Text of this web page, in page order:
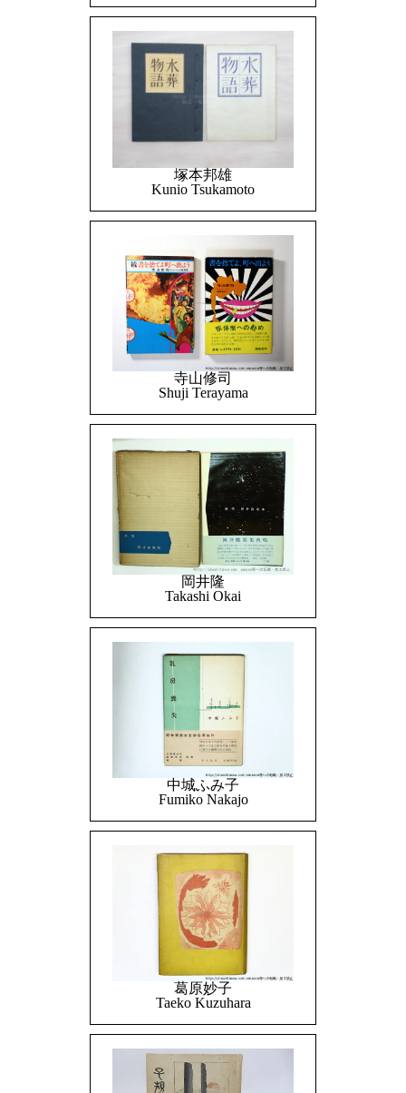
塚本邦雄
Kunio Tsukamoto
寺山修司
Shuji Terayama
岡井隆
Takashi Okai
中城ふみ子
Fumiko Nakajo
葛原妙子
Taeko Kuzuhara